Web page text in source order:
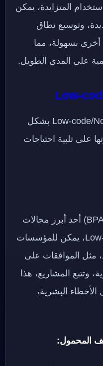
المتزايدة، يمكن
وتوسيع نطاق
أخرى بسهولة، مما
على المدى الطويل.
تتنوع مجالات استخدام Low-code/No-code بشكل
على تلبية احتياجات
تعتبر أتمتة العمليات التجارية (BPA) أحد أبرز مجالات
الاستفادة من Low-code/No-code، يمكن للمؤسسات
مثل الموافقات على
وتتبع المشاريع، هذا
الأخطاء البشرية،
المحمول: